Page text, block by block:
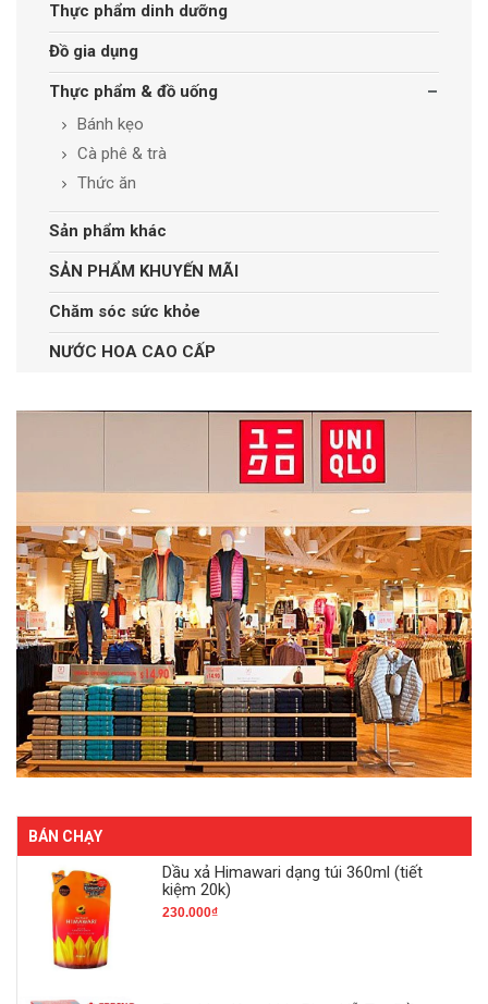
Thực phẩm dinh dưỡng
Đồ gia dụng
Thực phẩm & đồ uống
Bánh kẹo
Cà phê & trà
Thức ăn
Sản phẩm khác
SẢN PHẨM KHUYẾN MÃI
Chăm sóc sức khỏe
NƯỚC HOA CAO CẤP
BÁN CHẠY
Dầu xả Himawari dạng túi 360ml (tiết
kiệm 20k)
230.000₫